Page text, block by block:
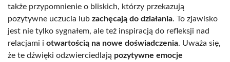
także przypomnienie o bliskich, którzy przekazują
pozytywne uczucia lub zachęcają do działania. To zjawisko
jest nie tylko sygnałem, ale też inspiracją do refleksji nad
relacjami i otwartością na nowe doświadczenia. Uważa się,
że te dźwięki odzwierciedlają pozytywne emocje